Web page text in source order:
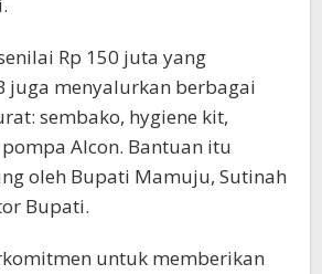
Rp 150 juta yang
juga menyalurkan berbagai
sembako, hygiene kit,
Alcon. Bantuan itu
oleh Bupati Mamuju, Sutinah
Bupati.
untuk memberikan